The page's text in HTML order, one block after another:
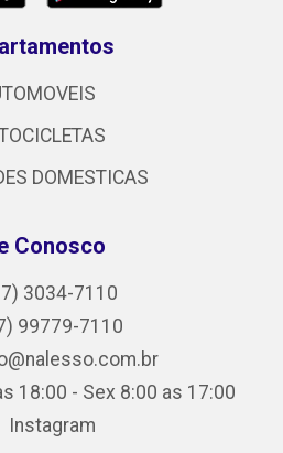
DOMESTICAS
Conosco
3034-7110
99779-7110
18:00 - Sex 8:00 as 17:00
Instagram